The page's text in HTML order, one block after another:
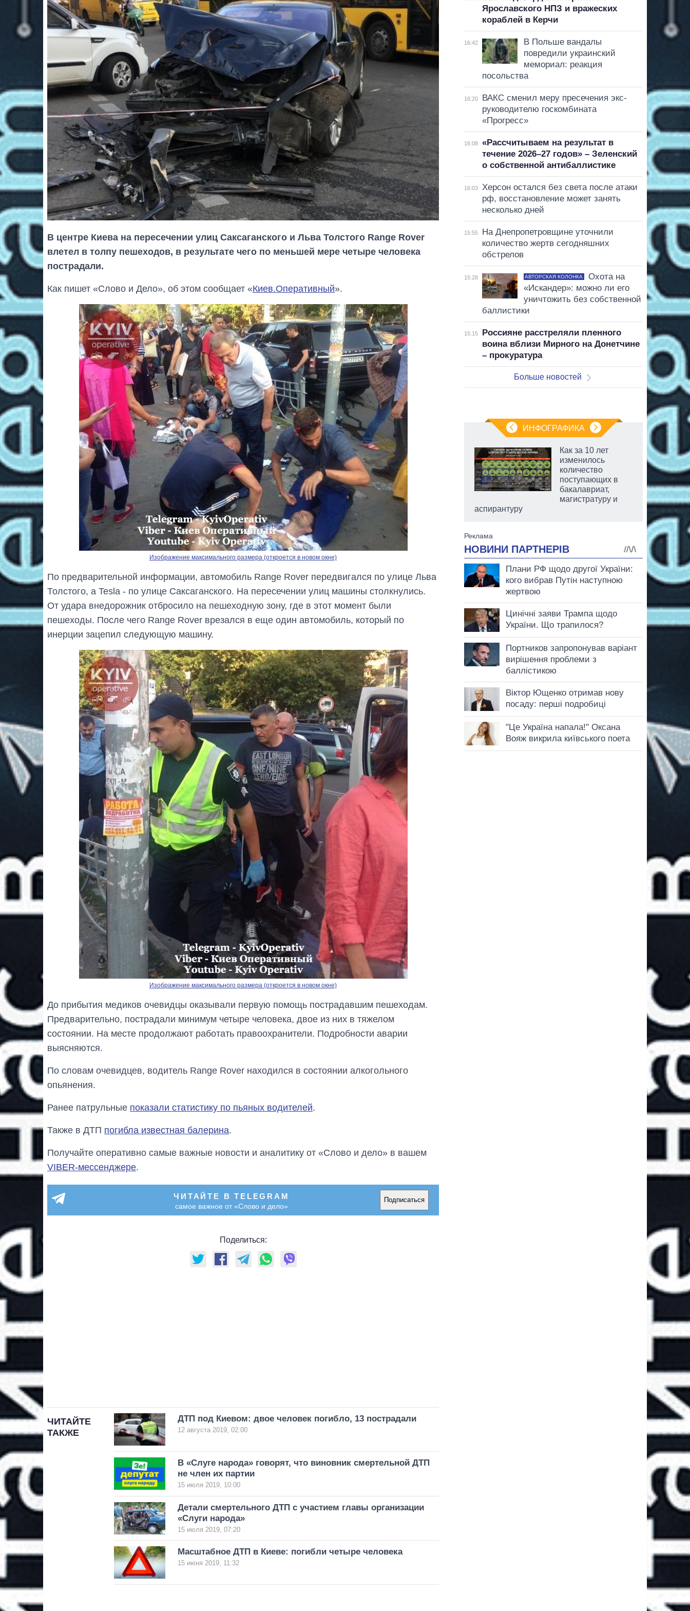
В центре Киева на пересечении улиц Саксаганского и Льва Толстого Range Rover
влетел в толпу пешеходов, в результате чего по меньшей мере четыре человека
пострадали.
Как пишет «Слово и Дело», об этом сообщает «Киев.Оперативный».
Изображение максимального размера (откроется в новом окне)
По предварительной информации, автомобиль Range Rover передвигался по улице Льва
Толстого, а Tesla - по улице Саксаганского. На пересечении улиц машины столкнулись.
От удара внедорожник отбросило на пешеходную зону, где в этот момент были
пешеходы. После чего Range Rover врезался в еще один автомобиль, который по
инерции зацепил следующую машину.
Изображение максимального размера (откроется в новом окне)
До прибытия медиков очевидцы оказывали первую помощь пострадавшим пешеходам.
Предварительно, пострадали минимум четыре человека, двое из них в тяжелом
состоянии. На месте продолжают работать правоохранители. Подробности аварии
выясняются.
По словам очевидцев, водитель Range Rover находился в состоянии алкогольного
опьянения.
Ранее патрульные показали статистику по пьяных водителей.
Также в ДТП погибла известная балерина.
Получайте оперативно самые важные новости и аналитику от «Слово и дело» в вашем
VIBER-мессенджере.
ЧИТАЙТЕ В TELEGRAM
самое важное от «Слово и дело»
Подписаться
Поделиться:
ЧИТАЙТЕ
ТАКЖЕ
ДТП под Киевом: двое человек погибло, 13 пострадали
12 августа 2019, 02:00
В «Слуге народа» говорят, что виновник смертельной ДТП
не член их партии
15 июля 2019, 10:00
Детали смертельного ДТП с участием главы организации
«Слуги народа»
15 июля 2019, 07:20
Масштабное ДТП в Киеве: погибли четыре человека
15 июня 2019, 11:32
Ярославского НПЗ и вражеских
кораблей в Керчи
16:42
В Польше вандалы
повредили украинский
мемориал: реакция
посольства
16:20
ВАКС сменил меру пресечения экс-
руководителю госкомбината
«Прогресс»
16:08
«Рассчитываем на результат в
течение 2026–27 годов» – Зеленский
о собственной антибаллистике
16:03
Херсон остался без света после атаки
рф, восстановление может занять
несколько дней
15:55
На Днепропетровщине уточнили
количество жертв сегодняшних
обстрелов
15:28 АВТОРСКАЯ КОЛОНКА
Охота на
«Искандер»: можно ли его
уничтожить без собственной
баллистики
15:15
Россияне расстреляли пленного
воина вблизи Мирного на Донетчине
– прокуратура
Больше новостей
ИНФОГРАФИКА
Сколько
картофеля
выращивали в
Украине до и во
время большой
войны
Как за 10 лет
изменилось
количество
поступающих в
бакалавриат,
магистратуру и
аспирантуру